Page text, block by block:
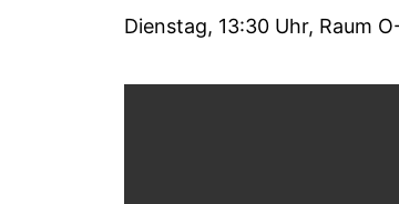
Dienstag, 13:30 Uhr, Raum